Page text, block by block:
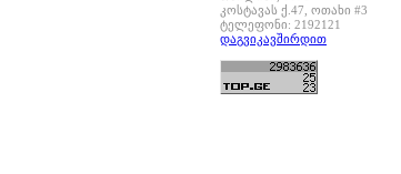
კოსტავას ქ.47, ოთახი #3
ტელეფონი: 2192121
დაგვიკავშირდით